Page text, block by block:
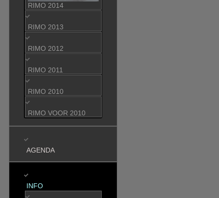
RIMO 2014
RIMO 2013
RIMO 2012
RIMO 2011
RIMO 2010
RIMO VOOR 2010
AGENDA
INFO